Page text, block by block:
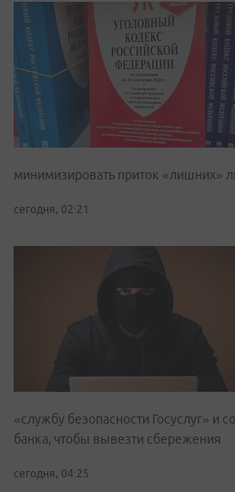
минимизировать приток «лишних»
сегодня, 02:21
«службу безопасности Госуслуг» и
банка, чтобы вывезти сбережения
сегодня, 04:25